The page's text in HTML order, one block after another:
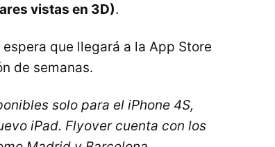
vistas en 3D).
que llegará a la App Store
de semanas.
solo para el iPhone 4S,
iPad. Flyover cuenta con los